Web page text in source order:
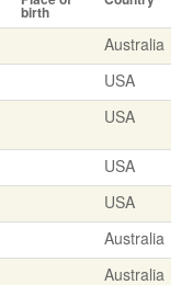
birth
Australia
USA
USA
USA
USA
Australia
Australia